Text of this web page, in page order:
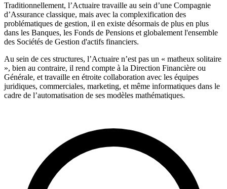
Traditionnellement, l’Actuaire travaille au sein d’une Compagnie
d’Assurance classique, mais avec la complexification des
problématiques de gestion, il en existe désormais de plus en plus
dans les Banques, les Fonds de Pensions et globalement l'ensemble
des Sociétés de Gestion d'actifs financiers.
Au sein de ces structures, l’Actuaire n’est pas un « matheux solitaire
», bien au contraire, il rend compte à la Direction Financière ou
Générale, et travaille en étroite collaboration avec les équipes
juridiques, commerciales, marketing, et même informatiques dans le
cadre de l’automatisation de ses modèles mathématiques.